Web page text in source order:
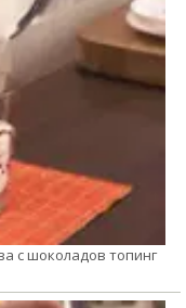
с шоколадов топинг